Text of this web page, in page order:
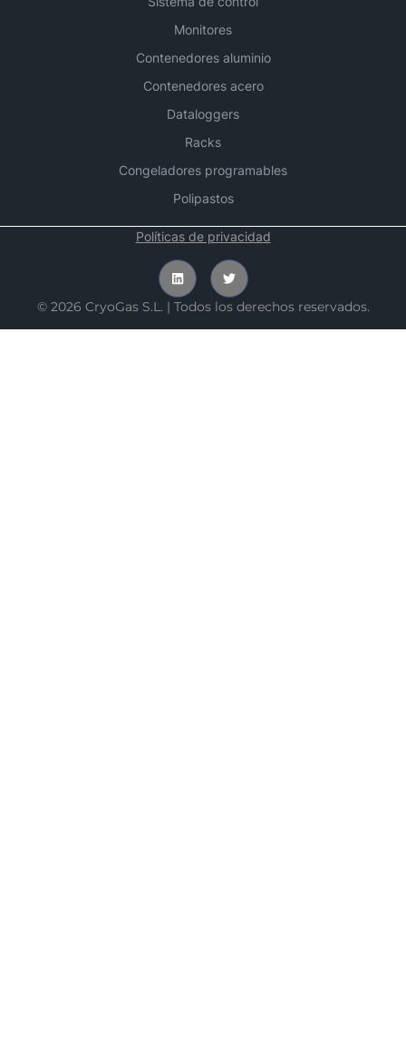
Monitores
Contenedores aluminio
Contenedores acero
Dataloggers
Racks
Congeladores programables
Polipastos
Políticas de privacidad
© 2026 CryoGas S.L. | Todos los derechos reservados.